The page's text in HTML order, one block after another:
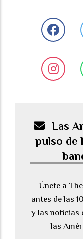
Las
pulso de
Únete a
antes de las
y las noticias
las